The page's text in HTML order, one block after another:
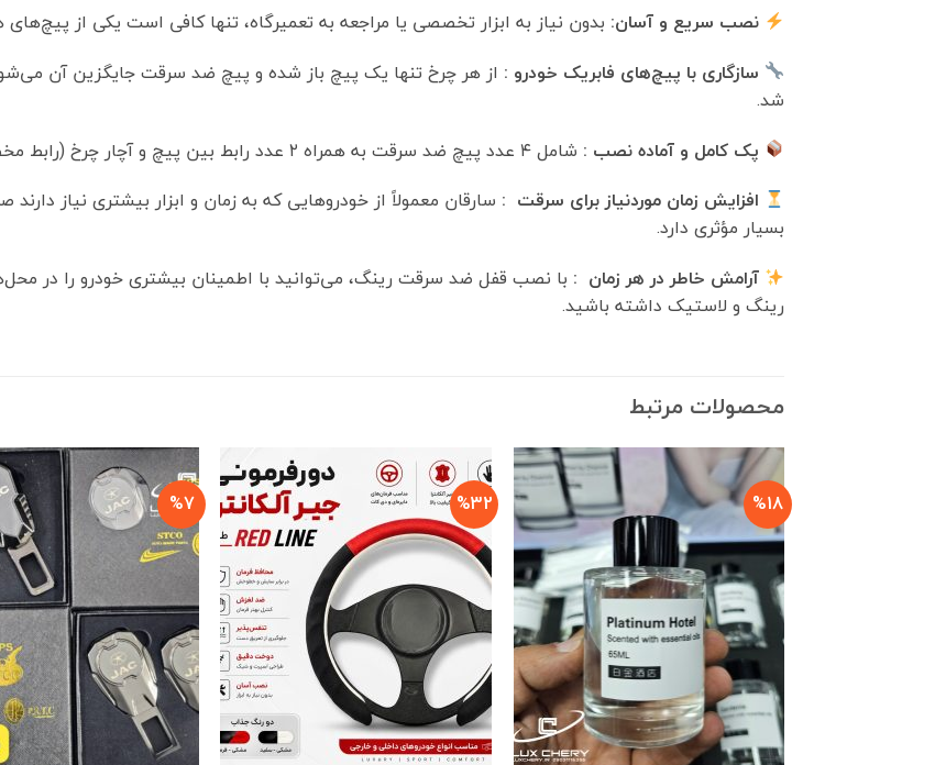
نصب سریع و آسان: بدون نیاز به ابزار تخصصی یا مراجعه به تعمیرگاه، تنها کافی است یکی از
سازگاری با پیچ‌های فابریک خودرو : از هر چرخ تنها یک پیچ باز شده و پیچ ضد سرقت جایگزین آن
شد.
پک کامل و آماده نصب : شامل ۴ عدد پیچ ضد سرقت به همراه ۲ عدد رابط بین پیچ و آچار چرخ (رابط مخصوص) برای نصب و باز کردن آسان.
افزایش زمان موردنیاز برای سرقت : سارقان معمولاً از خودروهایی که به زمان و ابزار بیشتری نیاز
بسیار مؤثری دارد.
آرامش خاطر در هر زمان : با نصب قفل ضد سرقت رینگ، می‌توانید با اطمینان بیشتری خودرو را در
رینگ و لاستیک داشته باشید.
محصولات مرتبط
%18
%32
%7